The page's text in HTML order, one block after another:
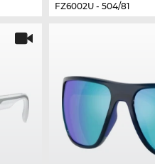
FZ6002U - 504/81